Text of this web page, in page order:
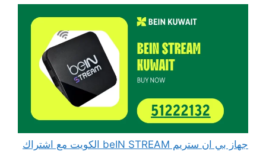
جهاز بي ان ستريم beIN STREAM الكويت مع اشتراك